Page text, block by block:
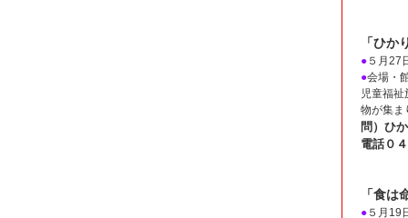
「ひか
● ５月27
●会場・
児童福
物が集ま
問）ひ
電話０
「食
● ５月19